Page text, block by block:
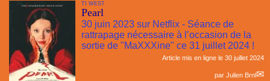
TI WEST
Pearl
30 juin 2023 sur Netflix - Séance de
rattrapage nécessaire à l’occasion de la
sortie de "MaXXXine" ce 31 juillet 2024 !
Article mis en ligne le 30 juillet 2024
par Julien Brnl